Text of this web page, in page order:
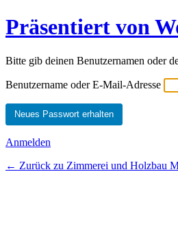
Präsentiert von
Bitte gib deinen Benutzernamen oder
Benutzername oder E-Mail-Adresse
Anmelden
← Zurück zu Zimmerei und Holzbau